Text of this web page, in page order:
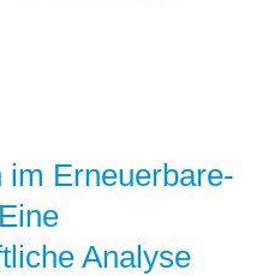
Erneuerbare-
Analyse